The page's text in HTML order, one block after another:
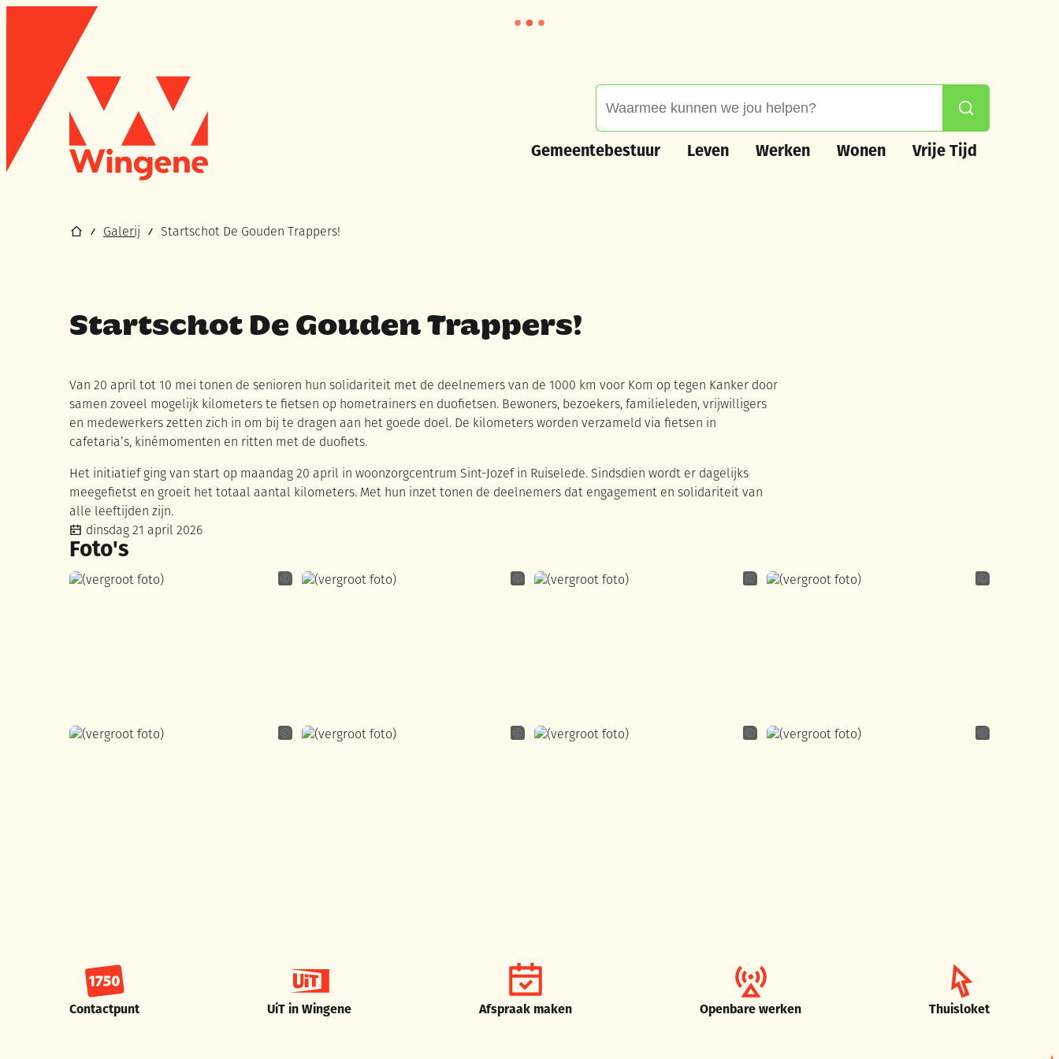
Naar inhoud
Wingene
Zoeken
Gemeentebestuur Leven Werken Wonen
Vrije Tijd
Vrije Tijd
Startpagina
Galerij Startschot De Gouden Trappers!
Startschot De Gouden Trappers!
Van 20 april tot 10 mei tonen de senioren hun solidariteit met de deelnemers van de 1000 km voor Kom op tegen Kanker door
samen zoveel mogelijk kilometers te fietsen op hometrainers en duofietsen. Bewoners, bezoekers, familieleden, vrijwilligers
en medewerkers zetten zich in om bij te dragen aan het goede doel. De kilometers worden verzameld via fietsen in
cafetaria’s, kinémomenten en ritten met de duofiets.
Het initiatief ging van start op maandag 20 april in woonzorgcentrum Sint-Jozef in Ruiselede. Sindsdien wordt er dagelijks
meegefietst en groeit het totaal aantal kilometers. Met hun inzet tonen de deelnemers dat engagement en solidariteit van
alle leeftijden zijn.
dinsdag 21 april 2026
Foto's
Laurien De Grande Laurien De Grande Laurien De Grande Laurien De
Laurien De Grande Laurien De Grande Laurien De Grande Laurien De
Contactpunt UiT in Wingene Afspraak maken Openbare werken Thuisloket